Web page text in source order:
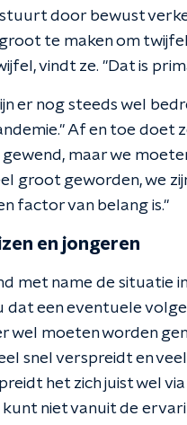
stuurt door bewust
te maken om
vindt ze. "Dat is
er nog steeds wel
Af en toe doet
maar we
groot geworden, we
factor van belang is."
en jongeren
met name de situatie
een eventuele
wel moeten worden
snel verspreidt en
het zich juist wel
niet vanuit de